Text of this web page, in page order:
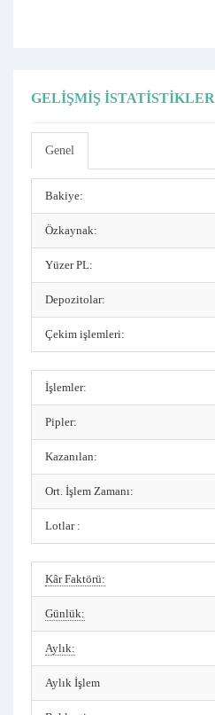
GELIŞMIŞ İSTATISTIKLER
Genel
Bakiye:
Özkaynak:
Yüzer PL:
Depozitolar:
Çekim işlemleri:
İşlemler:
Pipler:
Kazanılan:
Ort. İşlem Zamanı:
Lotlar :
Kâr Faktörü:
Günlük:
Aylık:
Aylık İşlem